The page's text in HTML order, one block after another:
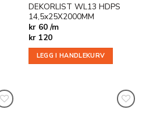
DEKORLIST WL13 HDPS
14,5x25X2000MM
kr 60 /m
kr120
LEGG I HANDLEKURV